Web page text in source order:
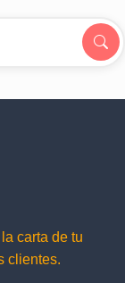
carta de tu
clientes.